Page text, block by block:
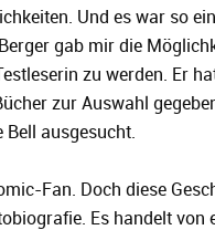
Und es war so
gab mir die
zu werden. Er
zur Auswahl
Bell ausgesucht.
Fan. Doch diese
Es handelt von